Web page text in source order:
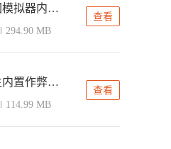
樱花校园模拟器内置ff菜单版
294.90 MB
查看
古代人生内置作弊菜单版
114.99 MB
查看